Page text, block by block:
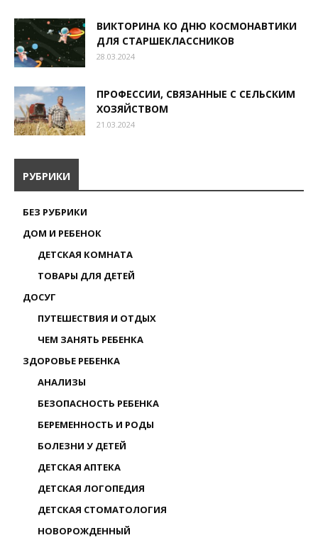
ВИКТОРИНА КО ДНЮ КОСМОНАВТИКИ
ДЛЯ СТАРШЕКЛАССНИКОВ
28.03.2024
ПРОФЕССИИ, СВЯЗАННЫЕ С СЕЛЬСКИМ
ХОЗЯЙСТВОМ
21.03.2024
РУБРИКИ
БЕЗ РУБРИКИ
ДОМ И РЕБЕНОК
ДЕТСКАЯ КОМНАТА
ТОВАРЫ ДЛЯ ДЕТЕЙ
ДОСУГ
ПУТЕШЕСТВИЯ И ОТДЫХ
ЧЕМ ЗАНЯТЬ РЕБЕНКА
ЗДОРОВЬЕ РЕБЕНКА
АНАЛИЗЫ
БЕЗОПАСНОСТЬ РЕБЕНКА
БЕРЕМЕННОСТЬ И РОДЫ
БОЛЕЗНИ У ДЕТЕЙ
ДЕТСКАЯ АПТЕКА
ДЕТСКАЯ ЛОГОПЕДИЯ
ДЕТСКАЯ СТОМАТОЛОГИЯ
НОВОРОЖДЕННЫЙ